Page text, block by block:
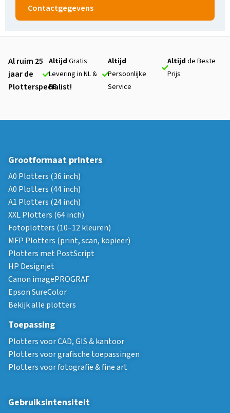
Contactgegevens
Al ruim 25
jaar de
Plotterspecialist!
Altijd Gratis
Levering in NL &
BE
Altijd
Persoonlijke
Service
Altijdde Beste
Prijs
Grootformaat printers
A0 Plotters (36 inch)
A0 Plotters (44 inch)
A1 Plotters (24 inch)
XXL Plotters (64 inch)
Fotoplotters (10–12 kleuren)
MFP Plotters (print, scan, kopieer)
Plotters met PostScript
HP Designjet
Canon imagePROGRAF
Epson SureColor
Bekijk alle plotters
Toepassing
Plotters voor CAD, GIS & kantoor
Plotters voor grafische toepassingen
Plotters voor fotografie & fine art
Gebruiksintensiteit